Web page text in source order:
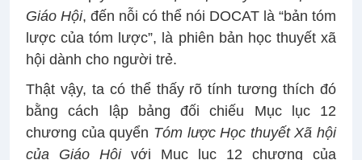
Giáo Hội, đến nỗi có thể nói DOCAT là “bản tóm
lược của tóm lược”, là phiên bản học thuyết xã
hội dành cho người trẻ.
Thật vậy, ta có thể thấy rõ tính tương thích đó
bằng cách lập bảng đối chiếu Mục lục 12
chương của quyển Tóm lược Học thuyết Xã hội
của Giáo Hội với Mục lục 12 chương của